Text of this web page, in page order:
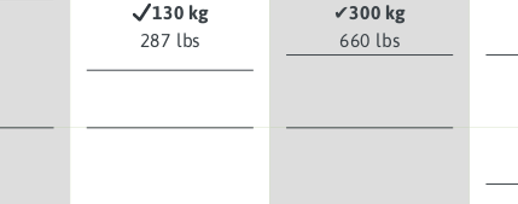
130 kg
287 lbs
✔300 kg
660 lbs